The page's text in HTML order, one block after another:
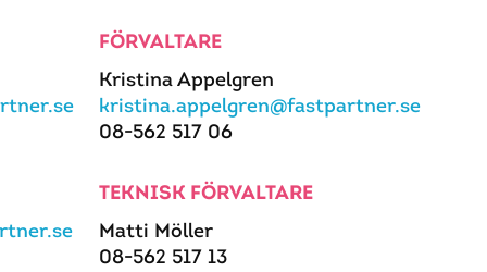
FÖRVALTARE
Kristina Appelgren
kristina.appelgren@fastpartner.se
08-562 517 06
TEKNISK FÖRVALTARE
Matti Möller
08-562 517 13